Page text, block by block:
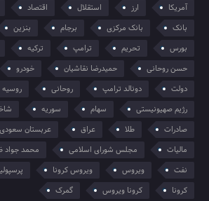
آمریکا ارز استقلال اقتصاد
بانک
بانک مرکزی برجام بنزین
بورس
تحریم ترامپ ترکیه
حسن روحانی
حمیدرضا نقاشیان خودرو
دولت
دونالد ترامپ روحانی
روسیه
رژیم صهیونیستی
سهام سوریه
صادرات
طلا عراق عربستان سعودی
مالیات
مجلس شورای اسلامی محمد جواد
نفت
ویروس ویروس کرونا
کرونا
کرونا ویروس گمرک